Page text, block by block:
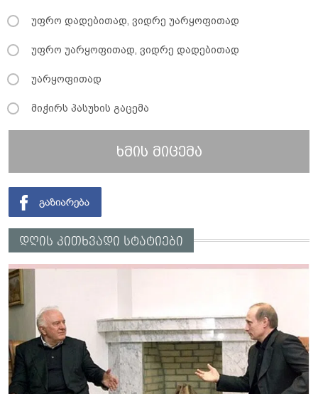
უფრო დადებითად, ვიდრე უარყოფითად
უფრო უარყოფითად, ვიდრე დადებითად
უარყოფითად
მიჭირს პასუხის გაცემა
ხმის მიცემა
დღის კითხვადი სტატიები